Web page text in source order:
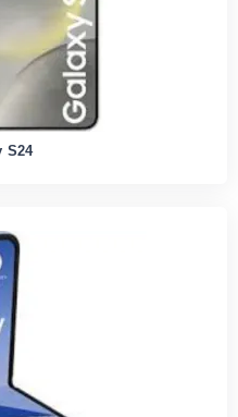
S24